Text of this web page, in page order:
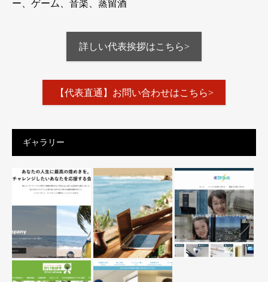
ー、ゲーム、音楽、蒸留酒
詳しい代表挨拶はこちら>
【代表直通】お問い合わせはこちら>
ギャラリー